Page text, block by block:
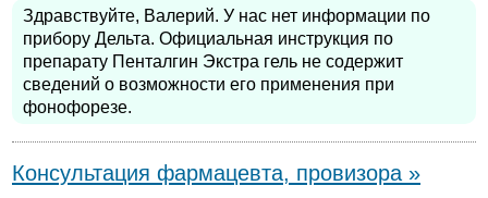
Здравствуйте, Валерий. У нас нет информации по
прибору Дельта. Официальная инструкция по
препарату Пенталгин Экстра гель не содержит
сведений о возможности его применения при
фонофорезе.
Консультация фармацевта, провизора »